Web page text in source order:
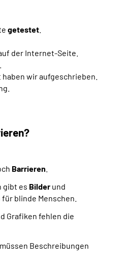
getestet
der Internet-Seite.
wir aufgeschrieben.
Barrieren
gibt es Bilder und
blinde Menschen.
Grafiken fehlen die
Beschreibungen